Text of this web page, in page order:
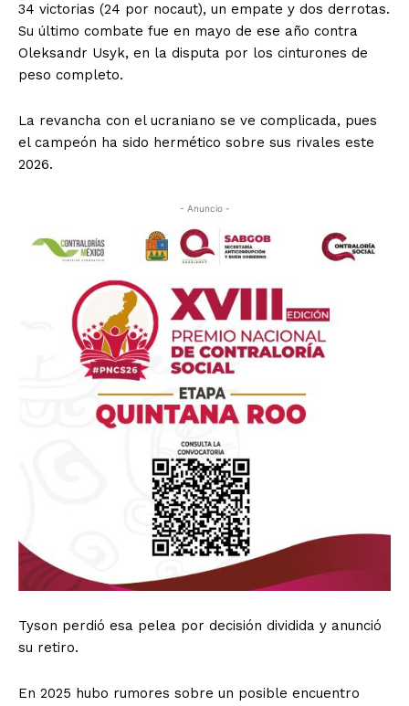
34 victorias (24 por nocaut), un empate y dos derrotas.
Su último combate fue en mayo de ese año contra
Oleksandr Usyk, en la disputa por los cinturones de
peso completo.
La revancha con el ucraniano se ve complicada, pues
el campeón ha sido hermético sobre sus rivales este
2026.
- Anuncio -
Tyson perdió esa pelea por decisión dividida y anunció
su retiro.
En 2025 hubo rumores sobre un posible encuentro